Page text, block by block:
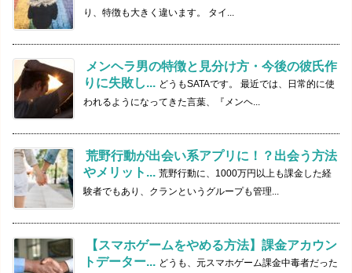
り、特徴も大きく違います。 タイ...
メンヘラ男の特徴と見分け方・今後の彼氏作
りに失敗し... どうもSATAです。 最近では、日常的に使
われるようになってきた言葉、『メンヘ...
荒野行動が出会い系アプリに！？出会う方法
やメリット... 荒野行動に、1000万円以上も課金した経
験者でもあり、クランというグループも管理...
【スマホゲームをやめる方法】課金アカウン
トデーター... どうも、元スマホゲーム課金中毒者だった